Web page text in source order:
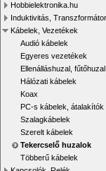
Hobbielektronika.hu
Induktivitás, Transzformátor
Kábelek, Vezetékek
Audió kábelek
Egyeres vezetékek
Ellenálláshuzal, fűtőhuzal
Hálózati kábelek
Koax
PC-s kábelek, átalakítók
Szalagkábelek
Szerelt kábelek
Tekercselő huzalok
Többerű kábelek